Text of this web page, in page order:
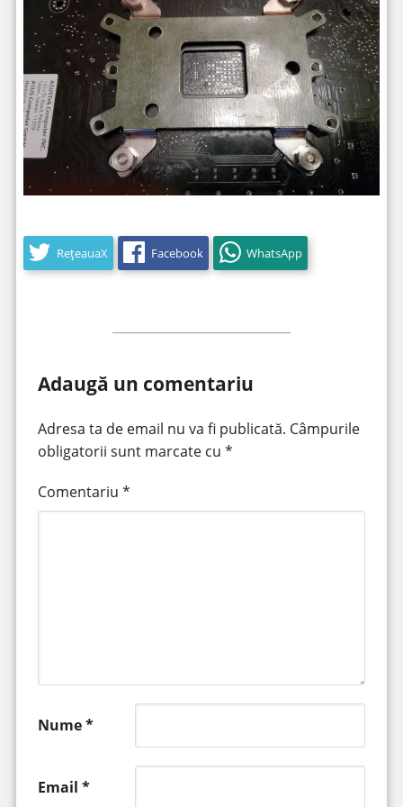
RețeauaX Facebook WhatsApp
Adaugă un comentariu
Adresa ta de email nu va fi publicată. Câmpurile
obligatorii sunt marcate cu *
Comentariu *
Nume*
Email *